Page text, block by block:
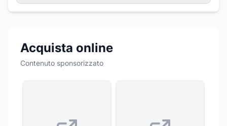
Acquista online
Contenuto sponsorizzato